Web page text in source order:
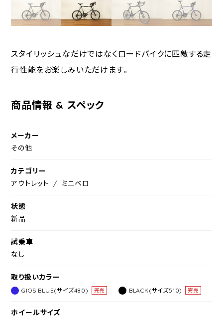
スタイリッシュなだけではなくロードバイクに匹敵する走
行性能をお楽しみいただけます。
商品情報 & スペック
メーカー
その他
カテゴリー
アウトレット
ミニベロ
状態
新品
試乗車
なし
取り扱いカラー
GIOS BLUE(サイズ480) 完売 BLACK(サイズ510) 完売
ホイールサイズ